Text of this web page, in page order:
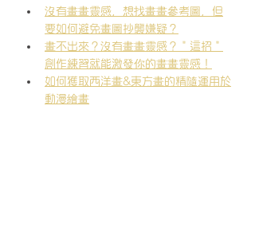
沒有畫畫靈感，想找畫畫參考圖，但
要如何避免畫圖抄襲嫌疑？
畫不出來？沒有畫畫靈感？＂這招＂
創作練習就能激發你的畫畫靈感！
如何獲取西洋畫&東方畫的精隨運用於
動漫繪畫